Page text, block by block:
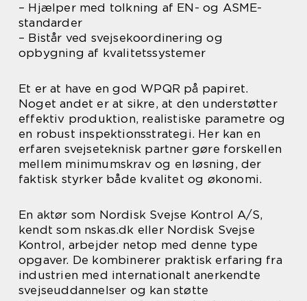
– Hjælper med tolkning af EN- og ASME-
standarder
– Bistår ved svejsekoordinering og
opbygning af kvalitetssystemer
Et er at have en god WPQR på papiret.
Noget andet er at sikre, at den understøtter
effektiv produktion, realistiske parametre og
en robust inspektionsstrategi. Her kan en
erfaren svejseteknisk partner gøre forskellen
mellem minimumskrav og en løsning, der
faktisk styrker både kvalitet og økonomi.
En aktør som Nordisk Svejse Kontrol A/S,
kendt som nskas.dk eller Nordisk Svejse
Kontrol, arbejder netop med denne type
opgaver. De kombinerer praktisk erfaring fra
industrien med internationalt anerkendte
svejseuddannelser og kan støtte